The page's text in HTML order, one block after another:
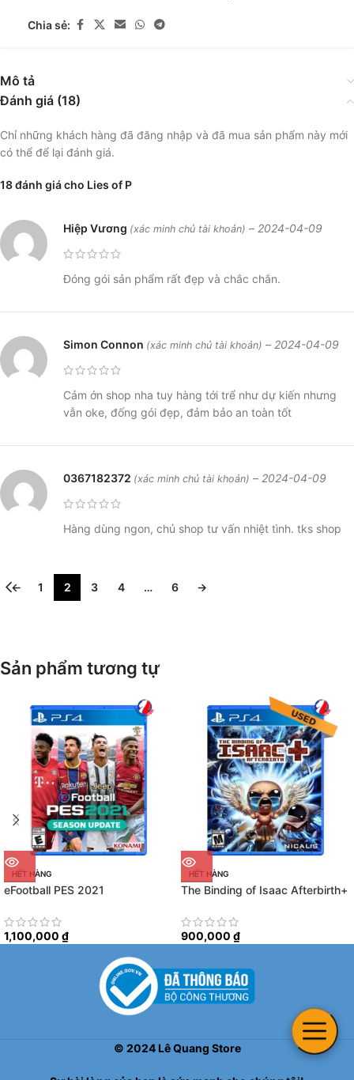
Chia sẻ:
Mô tả
Đánh giá (18)
18 đánh giá cho Lies of P
Hiệp Vương (xác minh chủ tài khoản) – 2024-04-09
Đóng gói sản phẩm rất đẹp và chắc chắn.
Simon Connon (xác minh chủ tài khoản) – 2024-04-09
Cảm ớn shop nha tuy hàng tới trể như dự kiến nhưng
vẫn oke, đống gói đẹp, đảm bảo an toàn tốt
0367182372 (xác minh chủ tài khoản) – 2024-04-09
Hàng dùng ngon, chủ shop tư vấn nhiệt tình. tks shop
← 1 2 3 4 … 6 →
Chỉ những khách hàng đã đăng nhập và đã mua sản phẩm này mới
có thể để lại đánh giá.
Sản phẩm tương tự
HẾT HÀNG
eFootball PES 2021
1,100,000 ₫
HẾT HÀNG
The Binding of Isaac Afterbirth+
900,000 ₫
© 2024Lê Quang Store